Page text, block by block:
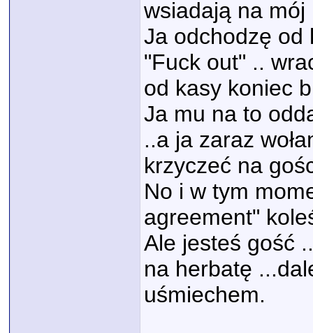
wsiadają na mój
Ja odchodzę od
"Fuck out" ..
od kasy koniec
Ja mu na to
..a ja zaraz
krzyczeć na
No i w tym
agreement"
Ale jesteś gość
na herbatę
uśmiechem.